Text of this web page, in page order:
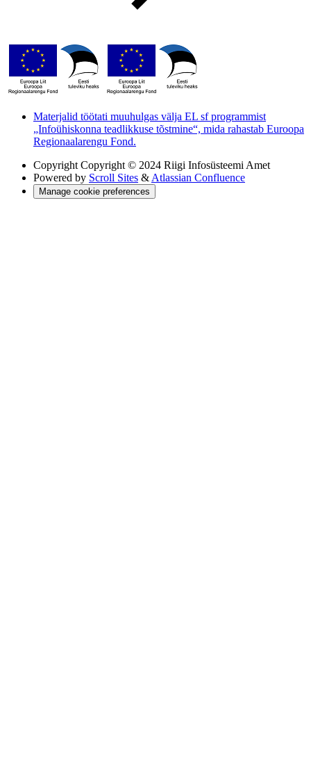
Materjalid töötati muuhulgas välja EL sf programmist
„Infoühiskonna teadlikkuse tõstmine“, mida rahastab Euroopa
Regionaalarengu Fond.
Copyright Copyright © 2024 Riigi Infosüsteemi Amet
Powered by Scroll Sites & Atlassian Confluence
Manage cookie preferences